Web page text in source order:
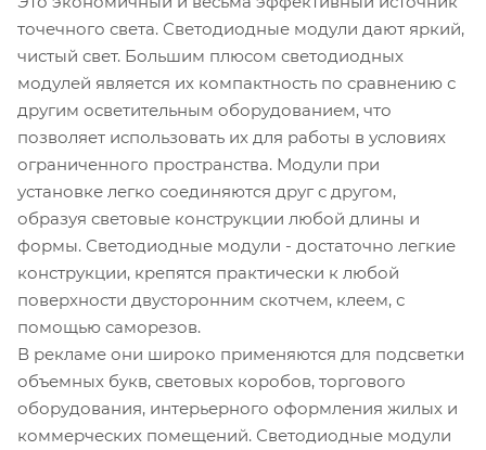
точечного света. Светодиодные модули дают яркий,
чистый свет. Большим плюсом светодиодных
модулей является их компактность по сравнению с
другим осветительным оборудованием, что
позволяет использовать их для работы в условиях
ограниченного пространства. Модули при
установке легко соединяются друг с другом,
образуя световые конструкции любой длины и
формы. Светодиодные модули - достаточно легкие
конструкции, крепятся практически к любой
поверхности двусторонним скотчем, клеем, с
помощью саморезов.
В рекламе они широко применяются для подсветки
объемных букв, световых коробов, торгового
оборудования, интерьерного оформления жилых и
коммерческих помещений. Светодиодные модули